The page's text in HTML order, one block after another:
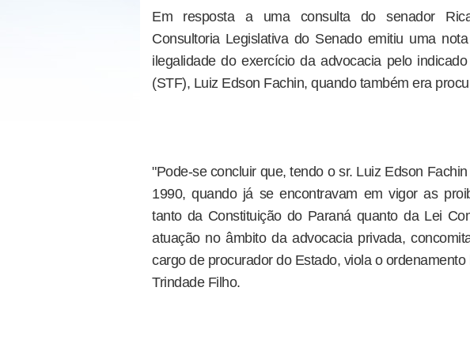
Em resposta a uma consulta do senador
Consultoria Legislativa do Senado emitiu uma
ilegalidade do exercício da advocacia pelo
(STF), Luiz Edson Fachin, quando também era
"Pode-se concluir que, tendo o sr. Luiz Edson
1990, quando já se encontravam em vigor as
tanto da Constituição do Paraná quanto da Lei
atuação no âmbito da advocacia privada,
cargo de procurador do Estado, viola o
Trindade Filho.